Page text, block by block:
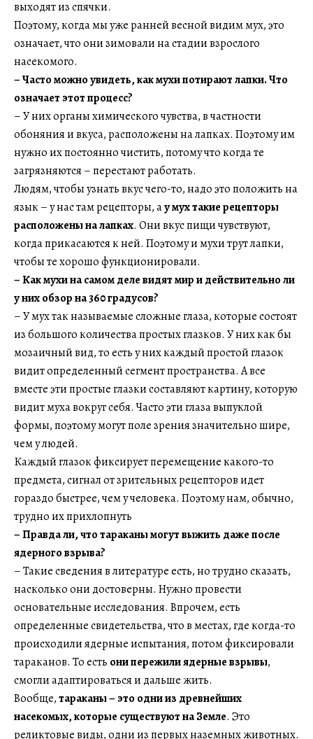
выходят из спячки.
Поэтому, когда мы уже ранней весной видим мух, это
означает, что они зимовали на стадии взрослого
насекомого.
–Часто можно увидеть, как мухи потирают лапки. Что
означает этот процесс?
– У них органы химического чувства, в частности
обоняния и вкуса, расположены на лапках. Поэтому им
нужно их постоянно чистить, потому что когда те
загрязняются – перестают работать.
Людям, чтобы узнать вкус чего-то, надо это положить на
язык – у нас там рецепторы, ау мух такие рецепторы
расположены на лапках. Они вкус пищи чувствуют,
когда прикасаются к ней. Поэтому и мухи трут лапки,
чтобы те хорошо функционировали.
– ​​​​​​​Как мухи на самом деле видят мир и действительно ли
у них обзор на 360 градусов?
– У мух так называемые сложные глаза, которые состоят
из большого количества простых глазков. У них как бы
мозаичный вид, то есть у них каждый простой глазок
видит определенный сегмент пространства. А все
вместе эти простые глазки составляют картину, которую
видит муха вокруг себя. Часто эти глаза выпуклой
формы, поэтому могут поле зрения значительно шире,
чем у людей.
Каждый глазок фиксирует перемещение какого-то
предмета, сигнал от зрительных рецепторов идет
гораздо быстрее, чем у человека. Поэтому нам, обычно,
трудно их прихлопнуть
–​​​​​​​ Правда ли, что тараканы могут выжить даже после
ядерного взрыва?
– Такие сведения в литературе есть, но трудно сказать,
насколько они достоверны. Нужно провести
основательные исследования. Впрочем, есть
определенные свидетельства, что в местах, где когда-то
происходили ядерные испытания, потом фиксировали
тараканов. То есть они пережили ядерные взрывы,
смогли адаптироваться и дальше жить.
Вообще,тараканы – это одни из древнейших
насекомых, которые существуют на Земле. Это
реликтовые виды, одни из первых наземных животных.